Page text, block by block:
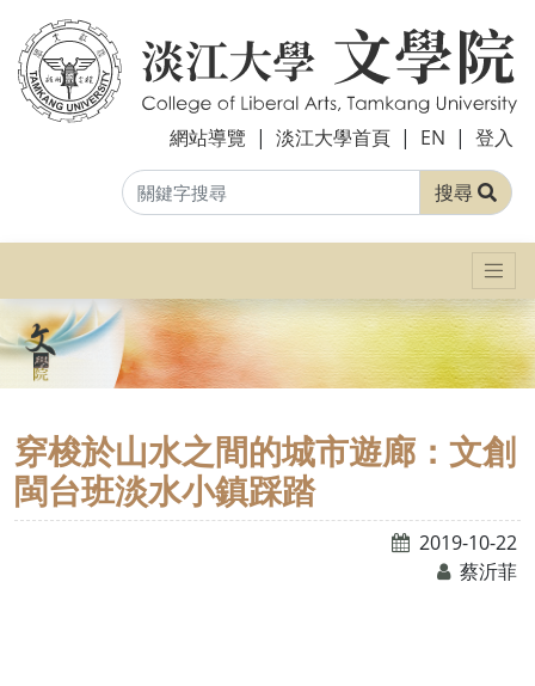
網站導覽 | 淡江大學首頁 | EN | 登入
搜尋
穿梭於山水之間的城市遊廊：文創
閩台班淡水小鎮踩踏
2019-10-22
蔡沂菲